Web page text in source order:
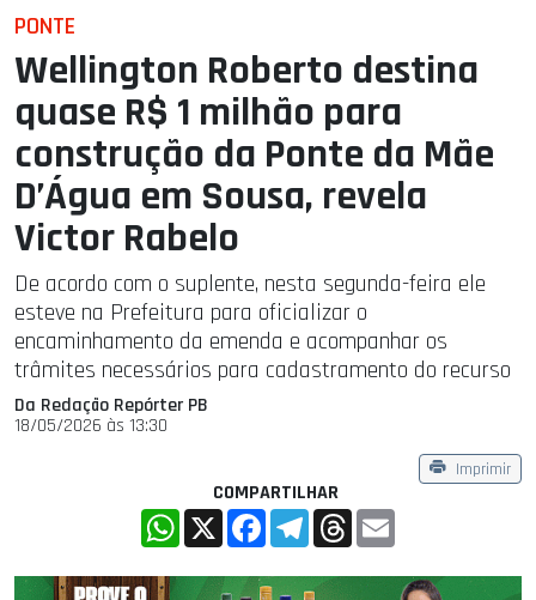
PONTE
Wellington Roberto destina
quase R$ 1 milhão para
construção da Ponte da Mãe
D’Água em Sousa, revela
Victor Rabelo
De acordo com o suplente, nesta segunda-feira ele
esteve na Prefeitura para oficializar o
encaminhamento da emenda e acompanhar os
trâmites necessários para cadastramento do recurso
Da Redação Repórter PB
18/05/2026 às 13:30
Imprimir
COMPARTILHAR
WhatsApp
X FacebookTelegramThreads